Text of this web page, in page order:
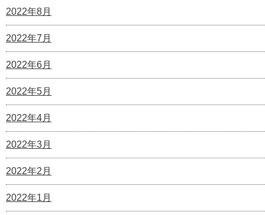
2022年8月
2022年7月
2022年6月
2022年5月
2022年4月
2022年3月
2022年2月
2022年1月